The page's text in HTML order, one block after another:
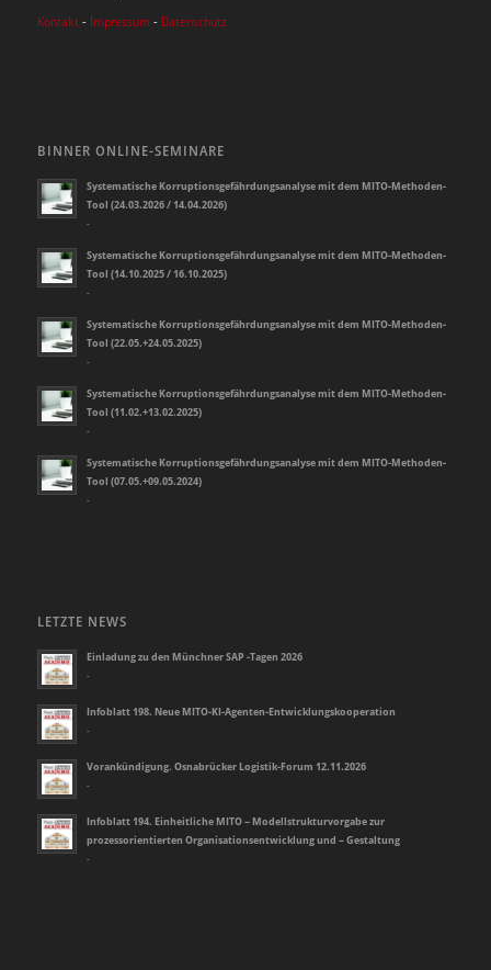
Kontakt - Impressum - Datenschutz
BINNER ONLINE-SEMINARE
Systematische Korruptionsgefährdungsanalyse mit dem MITO-Methoden-
Tool (24.03.2026 / 14.04.2026)
-
Systematische Korruptionsgefährdungsanalyse mit dem MITO-Methoden-
Tool (14.10.2025 / 16.10.2025)
-
Systematische Korruptionsgefährdungsanalyse mit dem MITO-Methoden-
Tool (22.05.+24.05.2025)
-
Systematische Korruptionsgefährdungsanalyse mit dem MITO-Methoden-
Tool (11.02.+13.02.2025)
-
Systematische Korruptionsgefährdungsanalyse mit dem MITO-Methoden-
Tool (07.05.+09.05.2024)
-
LETZTE NEWS
Einladung zu den Münchner SAP -Tagen 2026
-
Infoblatt 198. Neue MITO-KI-Agenten-Entwicklungskooperation
-
Vorankündigung. Osnabrücker Logistik-Forum 12.11.2026
-
Infoblatt 194. Einheitliche MITO – Modellstrukturvorgabe zur
prozessorientierten Organisationsentwicklung und – Gestaltung
-